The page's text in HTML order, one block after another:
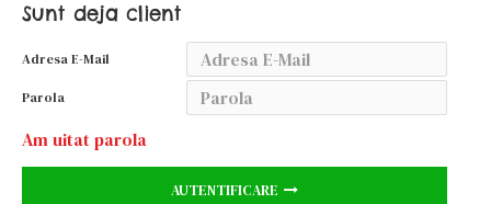
Sunt deja client
Adresa E-Mail
Parola
Am uitat parola
AUTENTIFICARE